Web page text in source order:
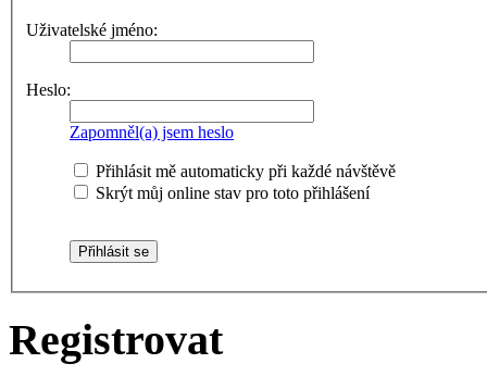
Uživatelské jméno:
Heslo:
Zapomněl(a) jsem heslo
Přihlásit mě automaticky při každé návštěvě
Skrýt můj online stav pro toto přihlášení
Registrovat